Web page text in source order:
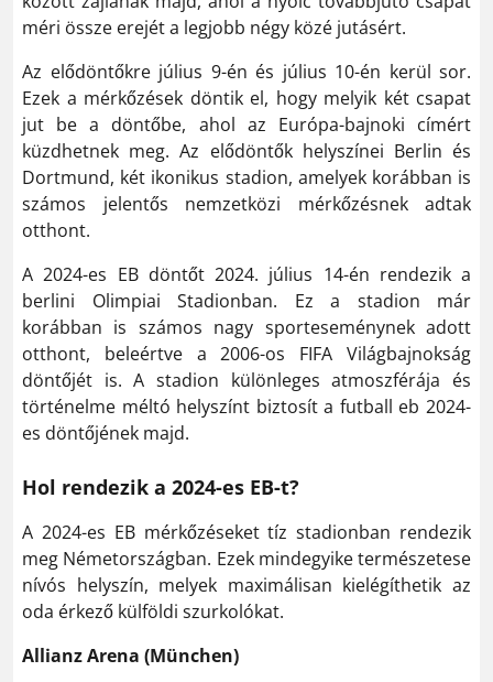
méri össze erejét a legjobb négy közé jutásért.
Az elődöntőkre július 9-én és július 10-én kerül sor.
Ezek a mérkőzések döntik el, hogy melyik két csapat
jut be a döntőbe, ahol az Európa-bajnoki címért
küzdhetnek meg. Az elődöntők helyszínei Berlin és
Dortmund, két ikonikus stadion, amelyek korábban is
számos jelentős nemzetközi mérkőzésnek adtak
otthont.
A 2024-es EB döntőt 2024. július 14-én rendezik a
berlini Olimpiai Stadionban. Ez a stadion már
korábban is számos nagy sporteseménynek adott
otthont, beleértve a 2006-os FIFA Világbajnokság
döntőjét is. A stadion különleges atmoszférája és
történelme méltó helyszínt biztosít a futball eb 2024-
es döntőjének majd.
Hol rendezik a 2024-es EB-t?
A 2024-es EB mérkőzéseket tíz stadionban rendezik
meg Németországban. Ezek mindegyike természetese
nívós helyszín, melyek maximálisan kielégíthetik az
oda érkező külföldi szurkolókat.
Allianz Arena (München)